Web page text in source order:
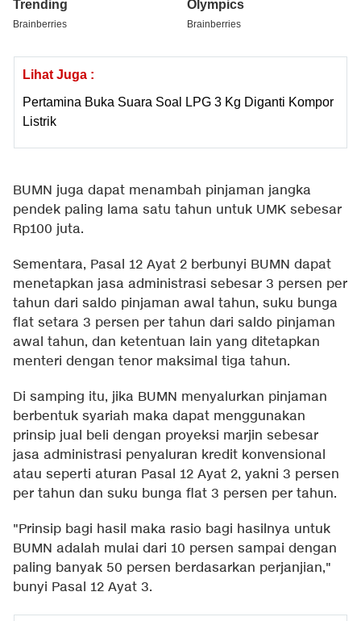
Lihat Juga :
Pertamina Buka Suara Soal LPG 3 Kg Diganti Kompor
Listrik
BUMN juga dapat menambah pinjaman jangka
pendek paling lama satu tahun untuk UMK sebesar
Rp100 juta.
Sementara, Pasal 12 Ayat 2 berbunyi BUMN dapat
menetapkan jasa administrasi sebesar 3 persen per
tahun dari saldo pinjaman awal tahun, suku bunga
flat setara 3 persen per tahun dari saldo pinjaman
awal tahun, dan ketentuan lain yang ditetapkan
menteri dengan tenor maksimal tiga tahun.
Di samping itu, jika BUMN menyalurkan pinjaman
berbentuk syariah maka dapat menggunakan
prinsip jual beli dengan proyeksi marjin sebesar
jasa administrasi penyaluran kredit konvensional
atau seperti aturan Pasal 12 Ayat 2, yakni 3 persen
per tahun dan suku bunga flat 3 persen per tahun.
"Prinsip bagi hasil maka rasio bagi hasilnya untuk
BUMN adalah mulai dari 10 persen sampai dengan
paling banyak 50 persen berdasarkan perjanjian,"
bunyi Pasal 12 Ayat 3.